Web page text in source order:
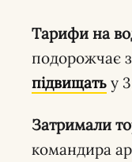
Тарифи на
подорожчає
підвищать у
Затримали
командира